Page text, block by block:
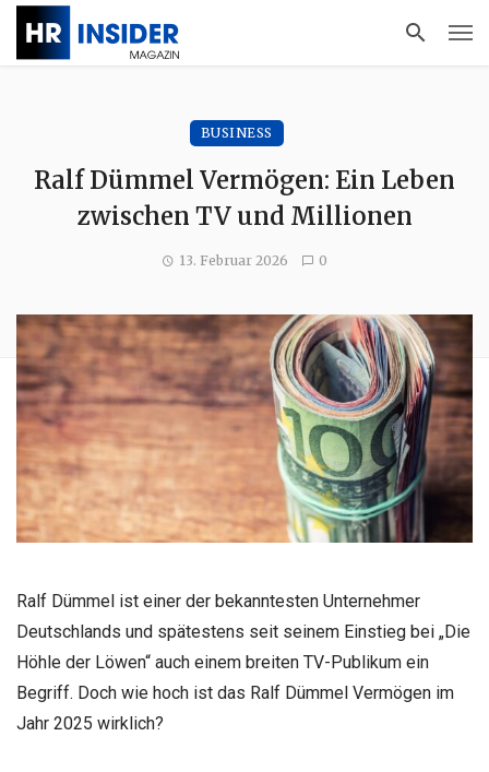
BUSINESS
Ralf Dümmel Vermögen: Ein Leben
zwischen TV und Millionen
13. Februar 2026 0
Ralf Dümmel ist einer der bekanntesten Unternehmer
Deutschlands und spätestens seit seinem Einstieg bei „Die
Höhle der Löwen“ auch einem breiten TV-Publikum ein
Begriff. Doch wie hoch ist das Ralf Dümmel Vermögen im
Jahr 2025 wirklich?